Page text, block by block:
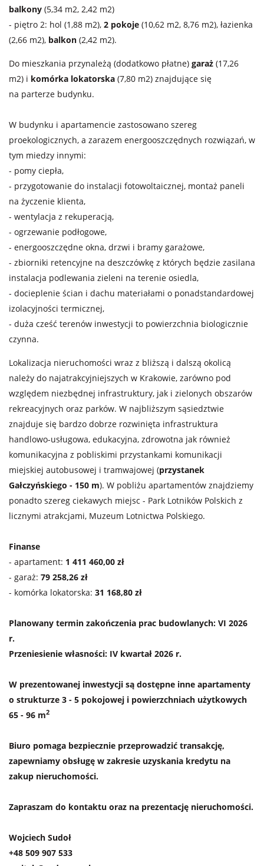
balkony (5,34 m2, 2,42 m2)
- piętro 2: hol (1,88 m2), 2 pokoje (10,62 m2, 8,76 m2), łazienka
(2,66 m2), balkon (2,42 m2).
Do mieszkania przynależą (dodatkowo płatne) garaż (17,26
m2) i komórka lokatorska (7,80 m2) znajdujące się
na parterze budynku.
W budynku i apartamencie zastosowano szereg
proekologicznych, a zarazem energooszczędnych rozwiązań, w
tym miedzy innymi:
- pomy ciepła,
- przygotowanie do instalacji fotowoltaicznej, montaż paneli
na życzenie klienta,
- wentylacja z rekuperacją,
- ogrzewanie podłogowe,
- energooszczędne okna, drzwi i bramy garażowe,
- zbiorniki retencyjne na deszczówkę z których będzie zasilana
instalacja podlewania zieleni na terenie osiedla,
- docieplenie ścian i dachu materiałami o ponadstandardowej
izolacyjności termicznej,
- duża cześć terenów inwestycji to powierzchnia biologicznie
czynna.
Lokalizacja nieruchomości wraz z bliższą i dalszą okolicą
należy do najatrakcyjniejszych w Krakowie, zarówno pod
względem niezbędnej infrastruktury, jak i zielonych obszarów
rekreacyjnych oraz parków. W najbliższym sąsiedztwie
znajduje się bardzo dobrze rozwinięta infrastruktura
handlowo-usługowa, edukacyjna, zdrowotna jak również
komunikacyjna z pobliskimi przystankami komunikacji
miejskiej autobusowej i tramwajowej (przystanek
Gałczyńskiego - 150 m). W pobliżu apartamentów znajdziemy
ponadto szereg ciekawych miejsc - Park Lotników Polskich z
licznymi atrakcjami, Muzeum Lotnictwa Polskiego.
Finanse
- apartament: 1 411 460,00 zł
- garaż: 79 258,26 zł
- komórka lokatorska: 31 168,80 zł
Planowany termin zakończenia prac budowlanych: VI 2026
r.
Przeniesienie własności: IV kwartał 2026 r.
W prezentowanej inwestycji są dostępne inne apartamenty
o strukturze 3 - 5 pokojowej i powierzchniach użytkowych
65 - 96 m2
Biuro pomaga bezpiecznie przeprowadzić transakcję,
zapewniamy obsługę w zakresie uzyskania kredytu na
zakup nieruchomości.
Zapraszam do kontaktu oraz na prezentację nieruchomości.
Wojciech Sudoł
+48 509 907 533